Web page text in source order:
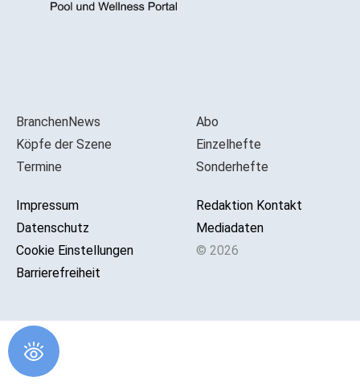
BranchenNews
Köpfe der Szene
Termine
Impressum
Datenschutz
Cookie Einstellungen
Barrierefreiheit
Abo
Einzelhefte
Sonderhefte
Redaktion Kontakt
Mediadaten
© 2026